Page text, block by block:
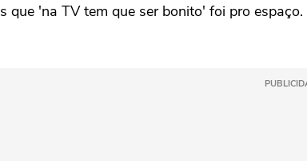
que 'na TV tem que ser bonito' foi pro